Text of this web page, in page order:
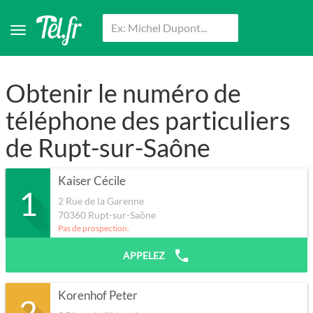
Obtenir le numéro de
téléphone des particuliers
de Rupt-sur-Saône
1
Kaiser Cécile
2 Rue de la Garenne
70360 Rupt-sur-Saône
Pas de prospection.
APPELEZ
Korenhof Peter